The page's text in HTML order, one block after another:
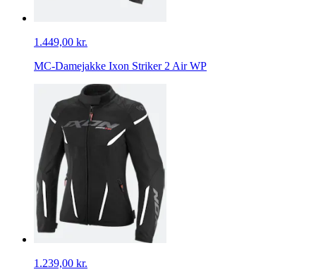
1.449,00 kr.
MC-Damejakke Ixon Striker 2 Air WP
1.239,00 kr.